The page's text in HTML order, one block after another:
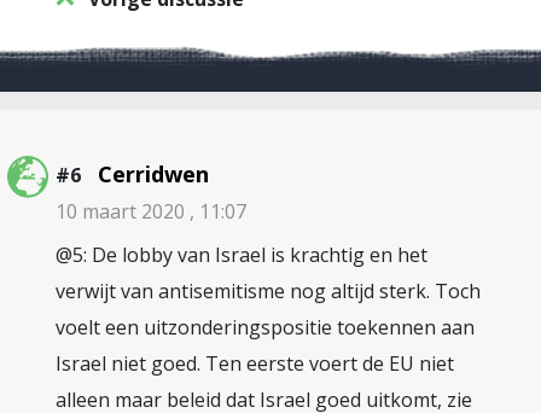
#6 Cerridwen
10 maart 2020 , 11:07
@5: De lobby van Israel is krachtig en het
verwijt van antisemitisme nog altijd sterk. Toch
voelt een uitzonderingspositie toekennen aan
Israel niet goed. Ten eerste voert de EU niet
alleen maar beleid dat Israel goed uitkomt, zie